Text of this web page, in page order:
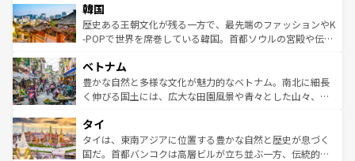
ワイを、存分に味わってほしい。 なお、新着のハワイ情報
はコンテンツ一覧を参照してほしい。
いる。アクティビティも充実しており、サーフィンやダイ
ビング、ハイキングなど、アウトドア好きにはたまらな
い。オーストラリアの多彩な魅力を存分に味わいつくそ
参照してほしい。
ン）、静ひつな山岳地帯である台湾東部など、都市の喧騒
と山間の静けさが共存しており、訪れる人に新しい発見と
驚きをもたらしてくれる。また、奥深い台湾の食文化も魅
容にもいいと評判のスイーツなど、バラエティ豊かな料理
が味わえる。 なお、新着の台湾情報は コンテンツ一覧を参
照してほしい。
韓国
歴史ある王朝文化が残る一方で、最先端のファッションやK
-POPで世界を席巻している韓国。首都ソウルの宮殿や伝統
き、地方に足を延ばせば四季折々の自然美を楽しむことが
できる。そして、キムチや焼肉、絶品のストリートフード
まで、さまざまな韓国料理が待っている。夜には、韓国な
リティに包まれながら、韓国の多彩な魅力を心ゆくまで味
わってみてほしい。 なお、新着の韓国情報はコンテンツ一
覧を参照してほしい。
ベトナム
豊かな自然と多様な文化が魅力的なベトナム。南北に細長
く伸びる国土には、広大な田園風景や青々とした山々、世
急速な発展と共に伝統が息づく。ハノイの古い町並みやホ
ーチミン市のフランス統治時代の建物も、独特の雰囲気を
醸し出している。また、バラエティの豊かさとおいしさで
タイ
タイは、東南アジアに位置する豊かな自然と歴史が息づく
国だ。首都バンコクは高層ビルが立ち並ぶ一方、伝統的な